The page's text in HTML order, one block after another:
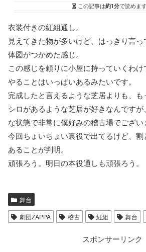
この記事は約1分で読めます
衣装付きの紅組通し。
見えてきた物が多いけど、はっきり言
体図がつかめた感じ。
この感じを頼りに小屋に持っていくわ
やることはいっぱいあるみたいです。
完成したと言えるような芝居よりも、
シロがあるような芝居が好きなんです
な状態で非常に僕好みの稽古場でござい
今回ちょいちょい裏役で出てるけど、
あることが判明。
頑張ろう。明日の本役通しも頑張ろう。
舞台
劇団ZAPPA 稽古 紅組 舞台
スポンサーリンク